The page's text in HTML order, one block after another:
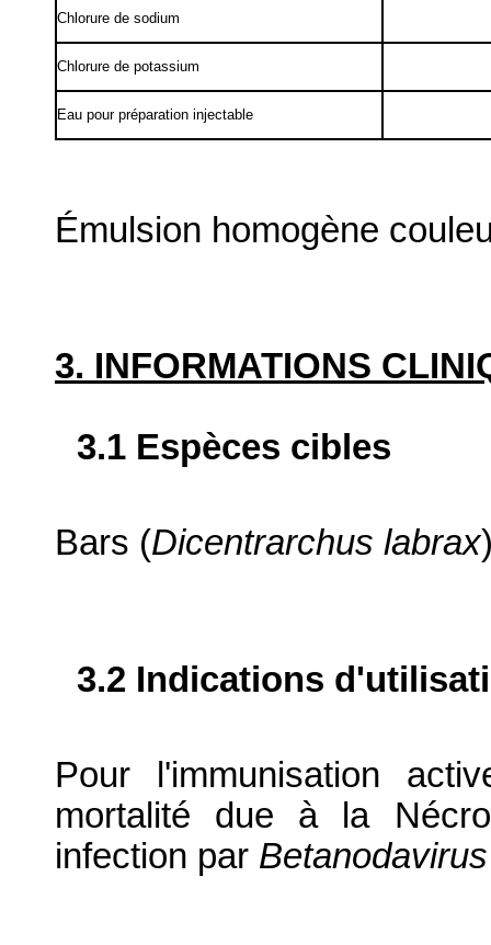
Chlorure de sodium
Chlorure de potassium
Eau pour préparation injectable
Émulsion homogène
3. INFORMATIONS
3.1 Espèces cibles
Bars (Dicentrarchus labrax
3.2 Indications
Pour l'immunisation
mortalité due à la
infection par Betanodavirus